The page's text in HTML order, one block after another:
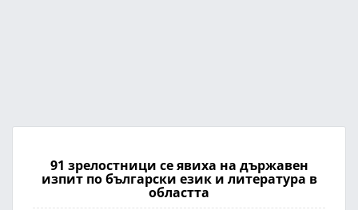
91 зрелостници се явиха на държавен
изпит по български език и литература в
областта